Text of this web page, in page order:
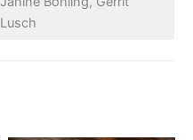
Lusch